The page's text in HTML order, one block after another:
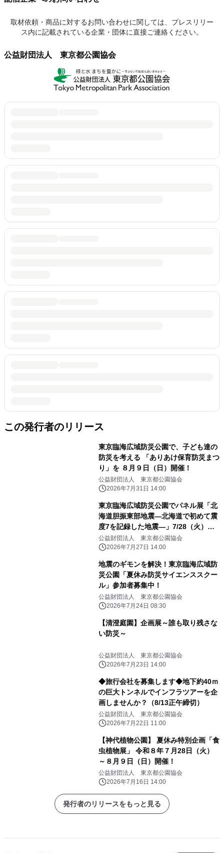
取材依頼・商品に対するお問い合わせに関しては、プレスリリー
ス内に記載されている企業・団体に直接ご連絡ください。
公益財団法人 東京都公園協会
この発行者のリリース
東京臨海広域防災公園で、子ども達の
防災を考える 「ありあけ保育防災まつ
り」を ８月９日（日）開催！
公益財団法人 東京都公園協会
2026年7月31日 14:00
東京臨海広域防災公園でパネル展「北
海道胆振東部地震―北海道で初めて震
度7を記録した地震―」7/28（火）か
ら開催
公益財団法人 東京都公園協会
2026年7月27日 14:00
地震のギモンを解決！東京臨海広域防
災公園「夏休み防災サイエンススクー
ル」参加者募集中！
公益財団法人 東京都公園協会
2026年7月24日 08:30
【清澄庭園】企画展～誰も取り残さな
い防災～
公益財団法人 東京都公園協会
2026年7月23日 14:00
◆旅行会社を募集します◆地下約40ｍ
の巨大トンネルでインフラツアーを企
画しませんか？（8/13正午締切）
公益財団法人 東京都公園協会
2026年7月22日 11:00
【神代植物公園】 夏休み特別企画「食
虫植物展」 令和８年７月28日（火）
～８月９日（日）開催！
公益財団法人 東京都公園協会
2026年7月16日 14:00
発行者のリリースをもっと見る